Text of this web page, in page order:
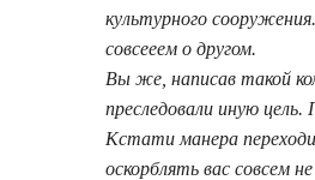
культурного
совсееем о другом.
Вы же, написав такой
преследовали иную
Кстати манера
оскорблять вас совсем